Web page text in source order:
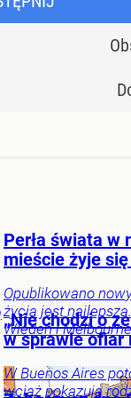
Perła świata w
mieście żyje
Opublikowano
życia jest
Wiedeń i
„Nie chodzi o
w sprawie ofiar
W Buenos Aires
wciąż pokazują